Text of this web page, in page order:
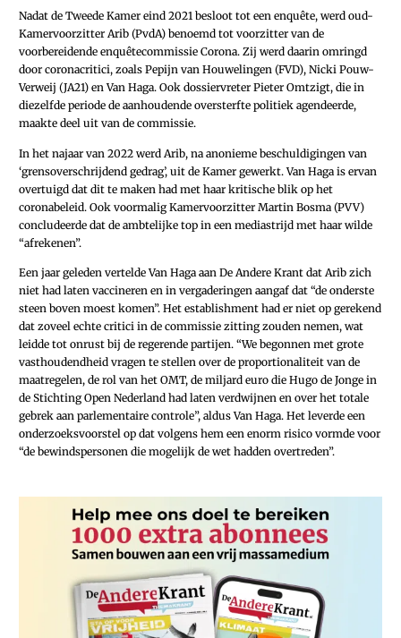
Nadat de Tweede Kamer eind 2021 besloot tot een enquête, werd oud-
Kamervoorzitter Arib (PvdA) benoemd tot voorzitter van de
voorbereidende enquêtecommissie Corona. Zij werd daarin omringd
door coronacritici, zoals Pepijn van Houwelingen (FVD), Nicki Pouw-
Verweij (JA21) en Van Haga. Ook dossiervreter Pieter Omtzigt, die in
diezelfde periode de aanhoudende oversterfte politiek agendeerde,
maakte deel uit van de commissie.
In het najaar van 2022 werd Arib, na anonieme beschuldigingen van
‘grensoverschrijdend gedrag’, uit de Kamer gewerkt. Van Haga is ervan
overtuigd dat dit te maken had met haar kritische blik op het
coronabeleid. Ook voormalig Kamervoorzitter Martin Bosma (PVV)
concludeerde dat de ambtelijke top in een mediastrijd met haar wilde
“afrekenen”.
Een jaar geleden vertelde Van Haga aan De Andere Krant dat Arib zich
niet had laten vaccineren en in vergaderingen aangaf dat “de onderste
steen boven moest komen”. Het establishment had er niet op gerekend
dat zoveel echte critici in de commissie zitting zouden nemen, wat
leidde tot onrust bij de regerende partijen. “We begonnen met grote
vasthoudendheid vragen te stellen over de proportionaliteit van de
maatregelen, de rol van het OMT, de miljard euro die Hugo de Jonge in
de Stichting Open Nederland had laten verdwijnen en over het totale
gebrek aan parlementaire controle”, aldus Van Haga. Het leverde een
onderzoeksvoorstel op dat volgens hem een enorm risico vormde voor
“de bewindspersonen die mogelijk de wet hadden overtreden”.